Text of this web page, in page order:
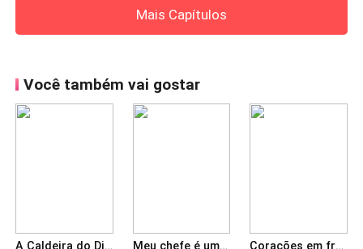
Mais Capítulos
Você também vai gostar
A Caldeira do Diabo Meu chefe é um vampiro Corações em frenesi